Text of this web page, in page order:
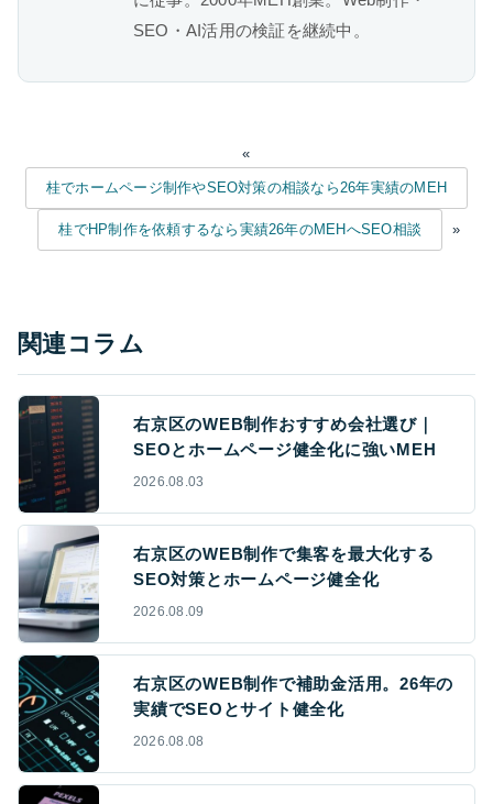
SEO・AI活用の検証を継続中。
«
桂でホームページ制作やSEO対策の相談なら26年実績のMEH
桂でHP制作を依頼するなら実績26年のMEHへSEO相談 »
関連コラム
右京区のWEB制作おすすめ会社選び｜
SEOとホームページ健全化に強いMEH
2026.08.03
右京区のWEB制作で集客を最大化する
SEO対策とホームページ健全化
2026.08.09
右京区のWEB制作で補助金活用。26年の
実績でSEOとサイト健全化
2026.08.08